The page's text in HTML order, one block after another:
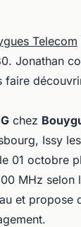
Telecom
Jonathan
faire
chez
Issy
01 octobre
MHz selon
et propose